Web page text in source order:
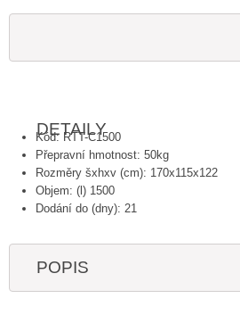
DETAILY
Kód: RTT-C1500
Přepravní hmotnost: 50kg
Rozměry šxhxv (cm): 170x115x122
Objem: (l) 1500
Dodání do (dny): 21
POPIS